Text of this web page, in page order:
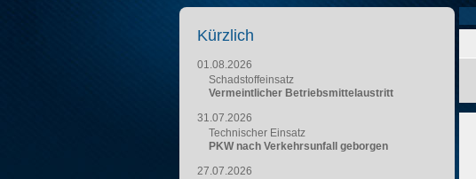
Kürzlich
01.08.2026
Schadstoffeinsatz
Vermeintlicher Betriebsmittelaustritt
31.07.2026
Technischer Einsatz
PKW nach Verkehrsunfall geborgen
27.07.2026